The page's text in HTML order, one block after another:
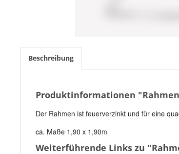
Beschreibung
Produktinformationen
Der Rahmen ist feuerverzinkt und für eine
ca. Maße 1,90 x 1,90m
Weiterführende Links zu